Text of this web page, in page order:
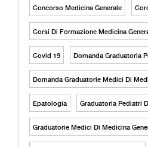
Concorso Medicina Generale
Corsi Di Formazione Medicina
Covid 19 Domanda Graduatoria
Domanda Graduatorie Medici Di
Epatologia Graduatoria Pediatri
Graduatorie Medici Di Medicina